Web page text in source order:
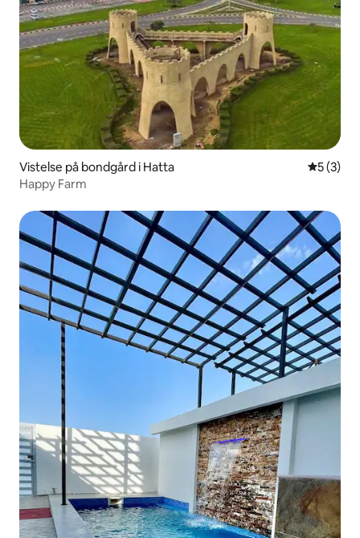
Vistelse på bondgård i Hatta 5 av 5 i
5 (3)
Happy Farm